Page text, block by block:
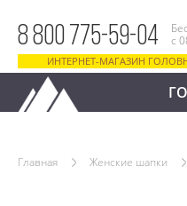
8 800 775-59-04
с
ИНТЕРНЕТ-МАГАЗИН
Главная Женские шапки